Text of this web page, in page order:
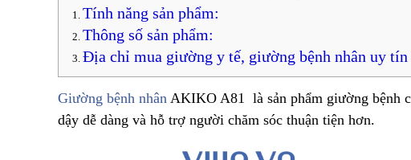
Tính năng sản phẩm:
Thông số sản phẩm:
Địa chỉ mua giường y tế, giường bệnh nhân uy
Giường bệnh nhân AKIKO A81 là sản phẩm giường bệnh
dậy dễ dàng và hỗ trợ người chăm sóc thuận tiện hơn.